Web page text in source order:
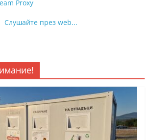
Слушайте през web...